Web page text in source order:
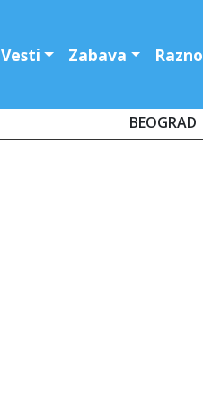
Vesti Zabava Razno
BEOGRAD